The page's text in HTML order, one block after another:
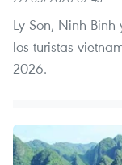
Ly Son, Ninh
los turistas
2026.